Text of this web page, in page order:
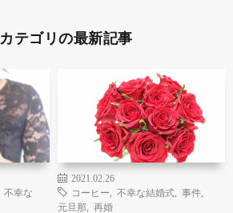
カテゴリの最新記事
不幸な
2021.02.26
コーヒー
不幸な結婚式 事件
元旦那
再婚